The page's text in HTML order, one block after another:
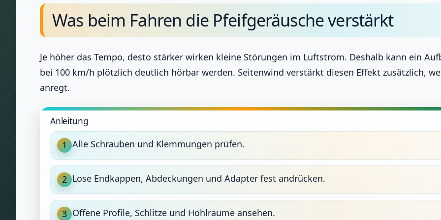
Was beim Fahren die Pfeifgeräusche verstärkt
Je höher das Tempo, desto stärker wirken kleine Störungen im Luftstrom. Deshalb kann ein
bei 100 km/h plötzlich deutlich hörbar werden. Seitenwind verstärkt diesen Effekt zusätzlich,
anregt.
Anleitung
1 Alle Schrauben und Klemmungen prüfen.
2 Lose Endkappen, Abdeckungen und Adapter fest andrücken.
3 Offene Profile, Schlitze und Hohlräume ansehen.